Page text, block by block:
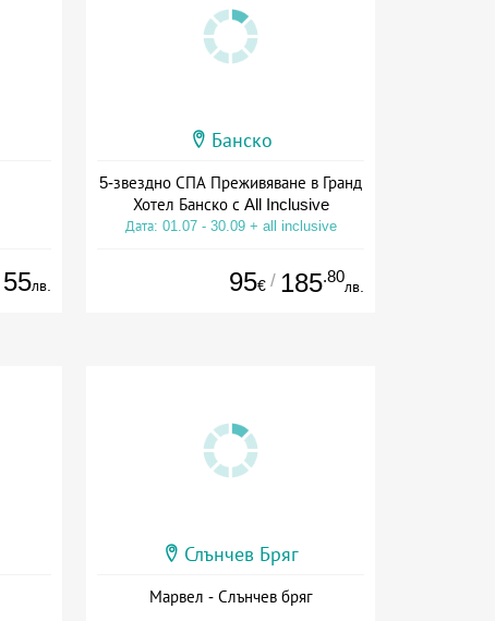
55лв.
Банско
5-звездно СПА Преживяване в Гранд
Хотел Банско с All Inclusive
Дата: 01.07 - 30.09 + all inclusive
95€ / 185.80
лв.
Слънчев Бряг
Марвел - Слънчев бряг